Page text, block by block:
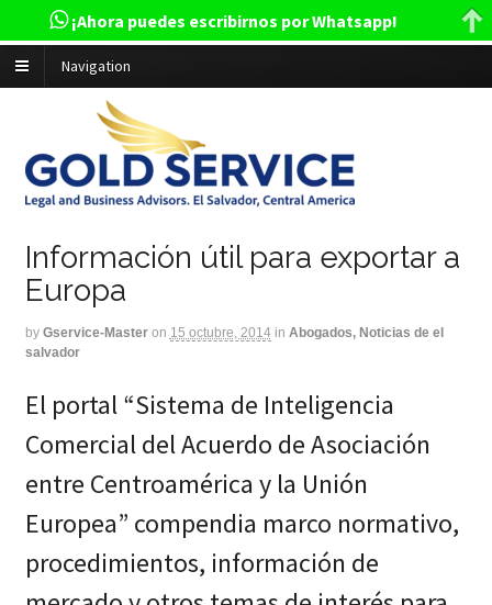
Navigation
Información útil para exportar a
Europa
by Gservice-Master on 15 octubre, 2014 in Abogados, Noticias de el
salvador
El portal “Sistema de Inteligencia
Comercial del Acuerdo de Asociación
entre Centroamérica y la Unión
Europea” compendia marco normativo,
procedimientos, información de
¡Ahora puedes escribirnos por Whatsapp!